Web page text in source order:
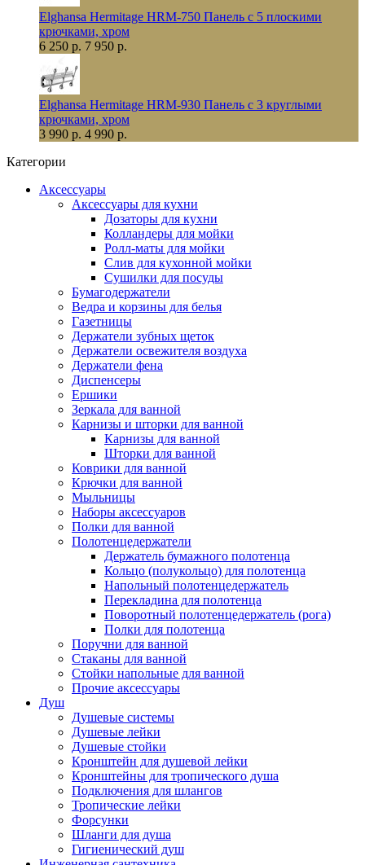
Elghansa Hermitage HRM-750 Панель с 5 плоскими
крючками, хром
6 250 р. 7 950 р.
Elghansa Hermitage HRM-930 Панель с 3 круглыми
крючками, хром
3 990 р. 4 990 р.
Категории
Аксессуары
Аксессуары для кухни
Дозаторы для кухни
Колландеры для мойки
Ролл-маты для мойки
Слив для кухонной мойки
Сушилки для посуды
Бумагодержатели
Ведра и корзины для белья
Газетницы
Держатели зубных щеток
Держатели освежителя воздуха
Держатели фена
Диспенсеры
Ершики
Зеркала для ванной
Карнизы и шторки для ванной
Карнизы для ванной
Шторки для ванной
Коврики для ванной
Крючки для ванной
Мыльницы
Наборы аксессуаров
Полки для ванной
Полотенцедержатели
Держатель бумажного полотенца
Кольцо (полукольцо) для полотенца
Напольный полотенцедержатель
Перекладина для полотенца
Поворотный полотенцедержатель (рога)
Полки для полотенца
Поручни для ванной
Стаканы для ванной
Стойки напольные для ванной
Прочие аксессуары
Душ
Душевые системы
Душевые лейки
Душевые стойки
Кронштейн для душевой лейки
Кронштейны для тропического душа
Подключения для шлангов
Тропические лейки
Форсунки
Шланги для душа
Гигиенический душ